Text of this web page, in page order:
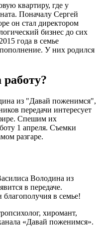
квартиру, где у
Поначалу Сергей
он стал директором
бизнес до сих
года в семье
У них родился
работу?
из "Давай поженимся",
передачи интересует
Спешим их
1 апреля. Съемки
разгаре.
Володина из
в передаче.
в семье!
хиромант,
«Давай поженимся».